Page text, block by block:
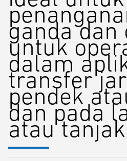
ganda dan
untuk
dalam
transfer
pendek
dan pada
atau